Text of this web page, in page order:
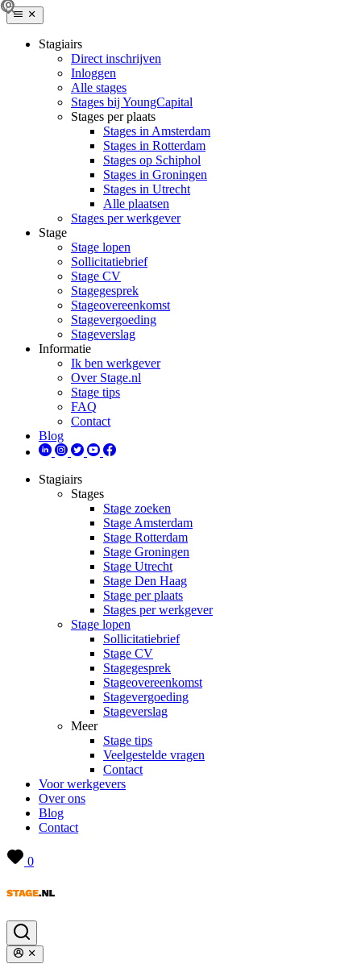
Stagiairs
Direct inschrijven
Inloggen
Alle stages
Stages bij YoungCapital
Stages per plaats
Stages in Amsterdam
Stages in Rotterdam
Stages op Schiphol
Stages in Groningen
Stages in Utrecht
Alle plaatsen
Stages per werkgever
Stage
Stage lopen
Sollicitatiebrief
Stage CV
Stagegesprek
Stageovereenkomst
Stagevergoeding
Stageverslag
Informatie
Ik ben werkgever
Over Stage.nl
Stage tips
FAQ
Contact
Blog
Stagiairs
Stages
Stage zoeken
Stage Amsterdam
Stage Rotterdam
Stage Groningen
Stage Utrecht
Stage Den Haag
Stage per plaats
Stages per werkgever
Stage lopen
Sollicitatiebrief
Stage CV
Stagegesprek
Stageovereenkomst
Stagevergoeding
Stageverslag
Meer
Stage tips
Veelgestelde vragen
Contact
Voor werkgevers
Over ons
Blog
Contact
0